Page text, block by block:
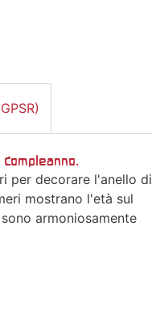
per decorare l'anello di
mostrano l'età sul
armoniosamente